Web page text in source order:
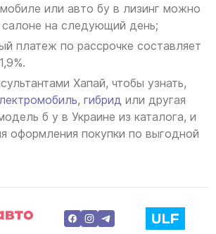
или авто бу в лизинг можно
салоне на следующий день;
платеж по рассрочке составляет
Хапай, чтобы узнать,
, гибрид или другая
б у в Украине из каталога, и
оформления покупки по выгодной